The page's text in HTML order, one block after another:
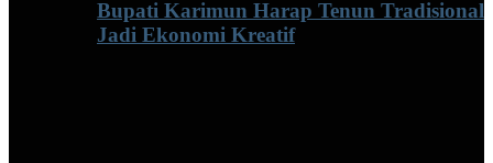
Bupati Karimun Harap Tenun Tradisional
Jadi Ekonomi Kreatif